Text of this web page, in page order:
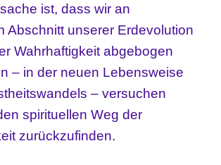
ist, dass wir an
Abschnitt unserer Erdevolution
Wahrhaftigkeit abgebogen
– in der neuen Lebensweise
– versuchen
spirituellen Weg der
zurückzufinden.